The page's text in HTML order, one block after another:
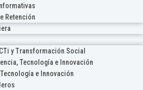
Retención
y Transformación Social
Tecnología e Innovación
e Innovación